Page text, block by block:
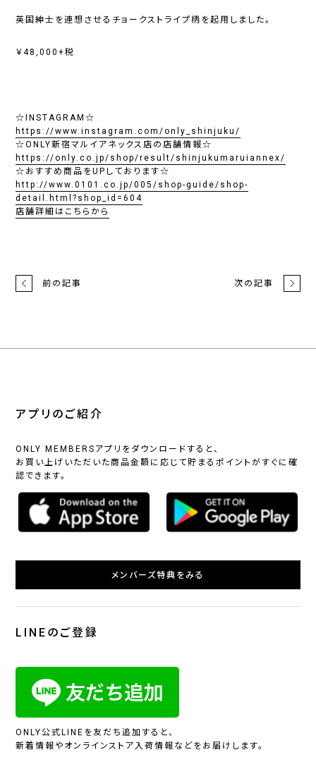
英国紳士を連想させるチョークストライプ柄を起用しました。
￥48,000+税
☆INSTAGRAM☆
https://www.instagram.com/only_shinjuku/
☆ONLY新宿マルイアネックス店の店舗情報☆
https://only.co.jp/shop/result/shinjukumaruiannex/
☆おすすめ商品をUPしております☆
http://www.0101.co.jp/005/shop-guide/shop-
detail.html?shop_id=604
店舗詳細はこちらから
前の記事 次の記事
アプリのご紹介
ONLY MEMBERSアプリをダウンロードすると、
お買い上げいただいた商品金額に応じて貯まるポイントがすぐに確
認できます。
メンバーズ特典をみる
LINEのご登録
ONLY公式LINEを友だち追加すると、
新着情報やオンラインストア入荷情報などをお届けします。